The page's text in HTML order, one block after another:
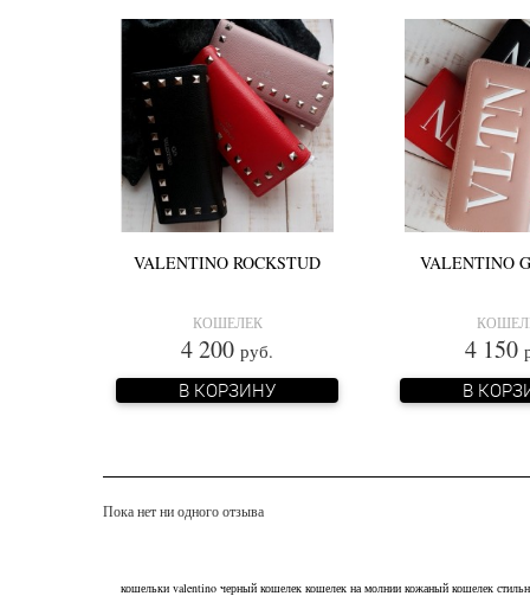
VALENTINO ROCKSTUD
КОШЕЛЕК
4 200 руб.
В КОРЗИНУ
VALENTINO
4 150
В
Пока нет ни одного отзыва
кошельки valentino черный кошелек кошелек на молнии кожаный кошелек